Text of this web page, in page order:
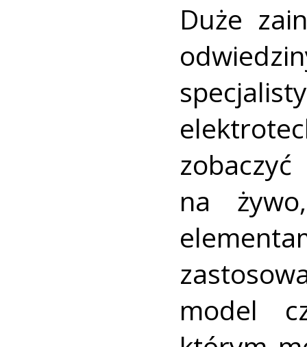
Duże
na
model